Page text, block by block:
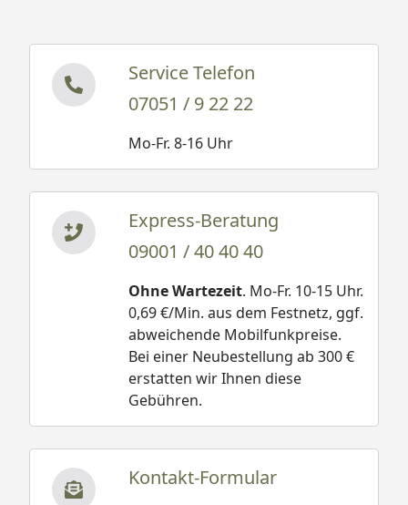
Service Telefon
07051 / 9 22 22
Mo-Fr. 8-16 Uhr
Express-Beratung
09001 / 40 40 40
Ohne Wartezeit. Mo-Fr. 10-15 Uhr.
0,69 €/Min. aus dem Festnetz, ggf.
abweichende Mobilfunkpreise.
Bei einer Neubestellung ab 300 €
erstatten wir Ihnen diese
Gebühren.
Kontakt-Formular